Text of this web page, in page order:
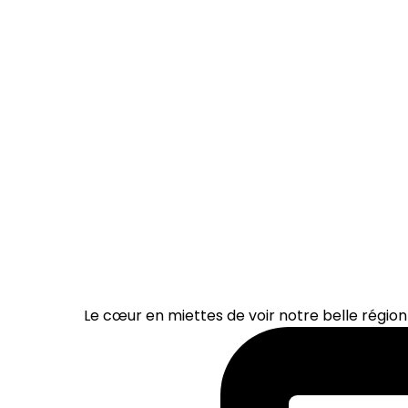
Le cœur en miettes de voir notre belle